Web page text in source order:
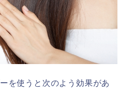
を使うと次のよう効果があ